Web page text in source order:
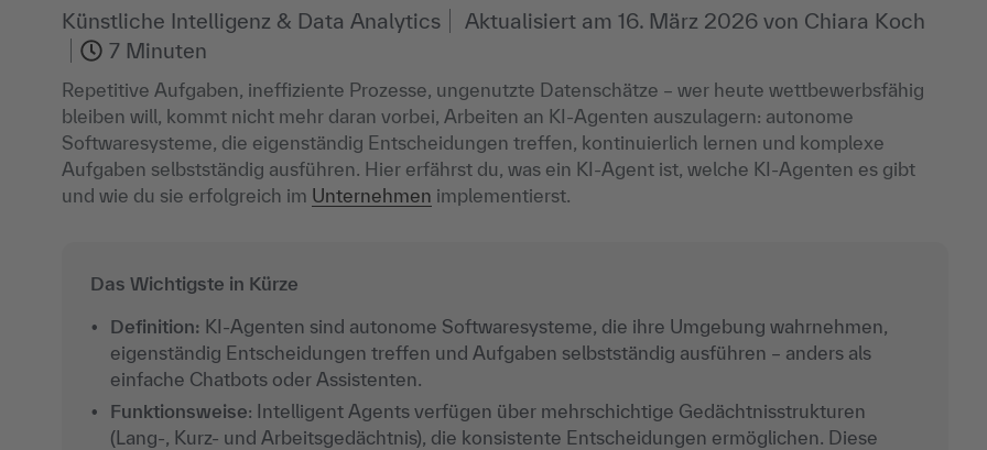
Künstliche Intelligenz & Data Analytics Aktualisiert am 16. März 2026 von Chiara Koch
7 Minuten
Repetitive Aufgaben, ineffiziente Prozesse, ungenutzte Datenschätze – wer heute wettbewerbsfähig
bleiben will, kommt nicht mehr daran vorbei, Arbeiten an KI-Agenten auszulagern: autonome
Softwaresysteme, die eigenständig Entscheidungen treffen, kontinuierlich lernen und komplexe
Aufgaben selbstständig ausführen. Hier erfährst du, was ein KI-Agent ist, welche KI-Agenten es gibt
und wie du sie erfolgreich im Unternehmen implementierst.
Das Wichtigste in Kürze
Definition: KI-Agenten sind autonome Softwaresysteme, die ihre Umgebung wahrnehmen,
eigenständig Entscheidungen treffen und Aufgaben selbstständig ausführen – anders als
einfache Chatbots oder Assistenten.
Funktionsweise: Intelligent Agents verfügen über mehrschichtige Gedächtnisstrukturen
(Lang-, Kurz- und Arbeitsgedächtnis), die konsistente Entscheidungen ermöglichen. Diese